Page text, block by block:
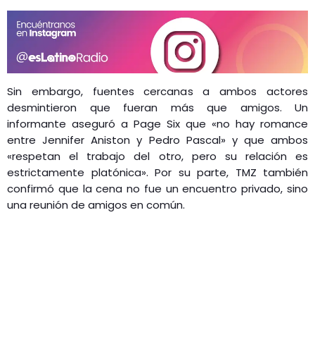
Sin embargo, fuentes cercanas a ambos actores
desmintieron que fueran más que amigos. Un
informante aseguró a Page Six que «no hay romance
entre Jennifer Aniston y Pedro Pascal» y que ambos
«respetan el trabajo del otro, pero su relación es
estrictamente platónica». Por su parte, TMZ también
confirmó que la cena no fue un encuentro privado, sino
una reunión de amigos en común.